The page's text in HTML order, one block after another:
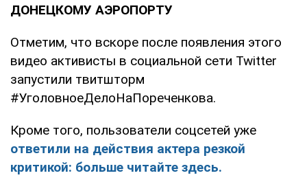
ДОНЕЦКОМУ АЭРОПОРТУ
Отметим, что вскоре после появления этого
видео активисты в социальной сети Twitter
запустили твитшторм
#УголовноеДелоНаПореченкова.
Кроме того, пользователи соцсетей уже
ответили на действия актера резкой
критикой: больше читайте здесь.